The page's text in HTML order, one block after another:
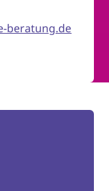
beratung.de